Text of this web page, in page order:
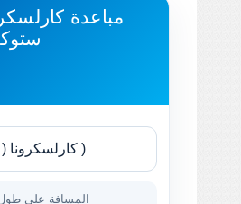
مباعدة
المسافة على